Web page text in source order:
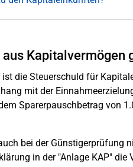
Kapitalvermögen
die Steuerschuld für
mit der
Sparerpauschbetrag von
bei der Günstigerprüfung
in der "Anlage KAP"